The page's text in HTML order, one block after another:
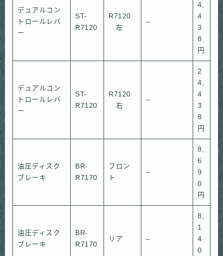
デュアルコン
トロールレバ
ー
ST-
R7120
R7120
左
–
4,
4
3
8
円
デュアルコン
トロールレバ
ー
ST-
R7120
R7120
右
–
2
4,
4
3
8
円
油圧ディスク
ブレーキ
BR-
R7170
フロン
ト
–
8,
6
9
0
円
油圧ディスク
ブレーキ
BR-
R7170
リア –
8,
1
4
0